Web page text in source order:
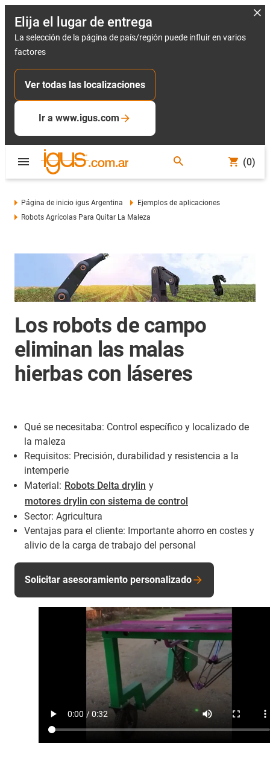
Elija el lugar de entrega
La selección de la página de país/región puede influir en varios
factores
Ver todas las localizaciones
Ir a www.igus.com
(0)
Página de inicio igus Argentina
Ejemplos de aplicaciones
Robots Agrícolas Para Quitar La Maleza
Los robots de campo
eliminan las malas
hierbas con láseres
Qué se necesitaba: Control específico y localizado de
la maleza
Requisitos: Precisión, durabilidad y resistencia a la
intemperie
Material: Robots Delta drylin y
motores drylin con sistema de control
Sector: Agricultura
Ventajas para el cliente: Importante ahorro en costes y
alivio de la carga de trabajo del personal
Solicitar asesoramiento personalizado